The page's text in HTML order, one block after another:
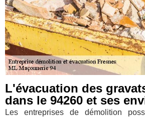
L'évacuation des
dans le 94260 et ses
Les entreprises de démolition